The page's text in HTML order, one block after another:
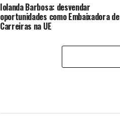
Iolanda Barbosa: desvendar
oportunidades como Embaixadora de
Carreiras na UE